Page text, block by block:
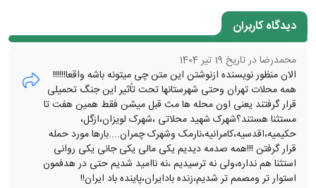
دیدگاه کاربران
محمدرضا در تاریخ 19 تیر 1404
الان منظور نویسنده ازنوشتن این متن چی میتونه باشه واقعا!!!!!!
همه محلات تهران وحتی شهرستانها تحت تاًثیر این جنگ تحمیلی
قرار گرفتند یعنی اون محله ها مث قبل میشن فقط همین هفت تا
مستثنا هستند؟شهرک شهید محلاتی ،شهرک لویزان،ازگل،
حکیمیه،اقدسیه،کامرانیه،نارمک وشهرک چمران....بارها مورد حمله
قرار گرفتن !!!همه صدمه دیدیم یکی مالی یکی جانی یکی روانی
استثنا هم نداره،ولی نه ترسیدیم ،نه ناامید شدیم حتی در هدفمون
استوار تر ومصمم تر شدیم،زنده بادایران،پاینده باد ایران!!